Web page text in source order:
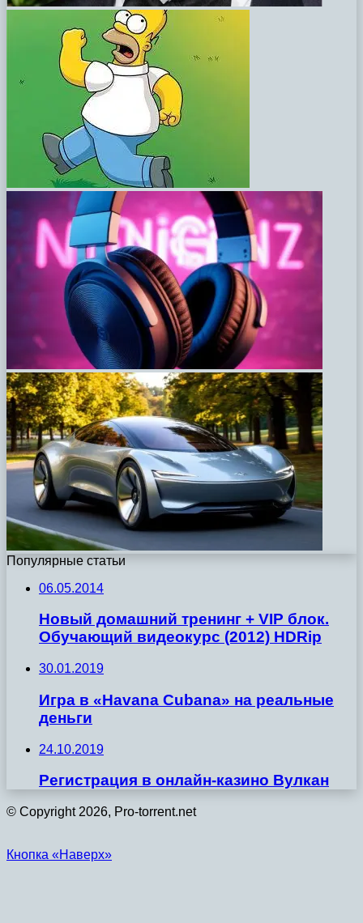
Популярные статьи
06.05.2014
Новый домашний тренинг + VIP блок.
Обучающий видеокурс (2012) HDRip
30.01.2019
Игра в «Havana Cubana» на реальные
деньги
24.10.2019
Регистрация в онлайн-казино Вулкан
© Copyright 2026, Pro-torrent.net
Кнопка «Наверх»